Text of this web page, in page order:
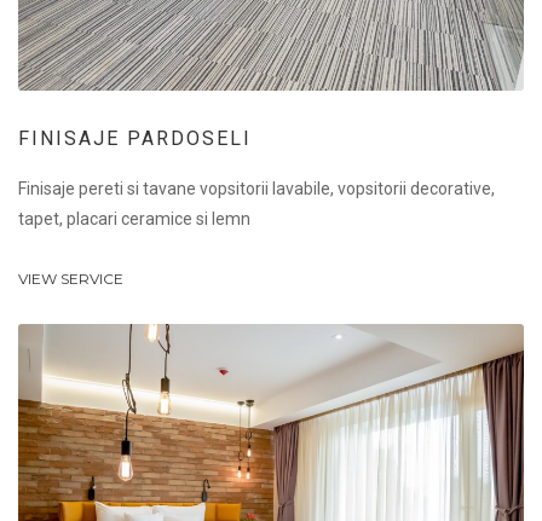
FINISAJE PARDOSELI
Finisaje pereti si tavane vopsitorii lavabile, vopsitorii decorative,
tapet, placari ceramice si lemn
VIEW SERVICE